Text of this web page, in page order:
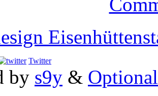
Twitter
by s9y &